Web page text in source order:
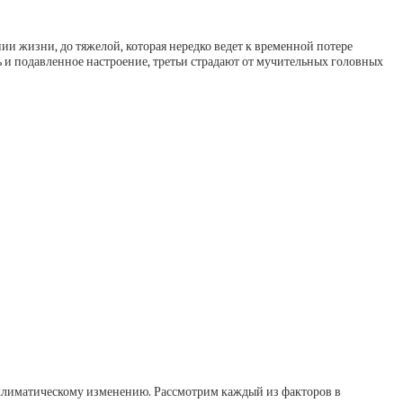
жизни, до тяжелой, которая нередко ведет к временной потере
настроение, третьи страдают от мучительных головных
изменению. Рассмотрим каждый из факторов в